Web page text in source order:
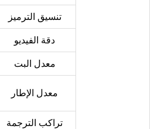
تنسيق الترميز
دقة الفيديو
معدل البت
معدل الإطار
تراكب الترجمة